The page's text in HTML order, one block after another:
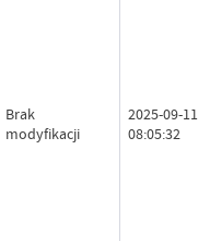
Brak
modyfikacji
2025-09-11
08:05:32